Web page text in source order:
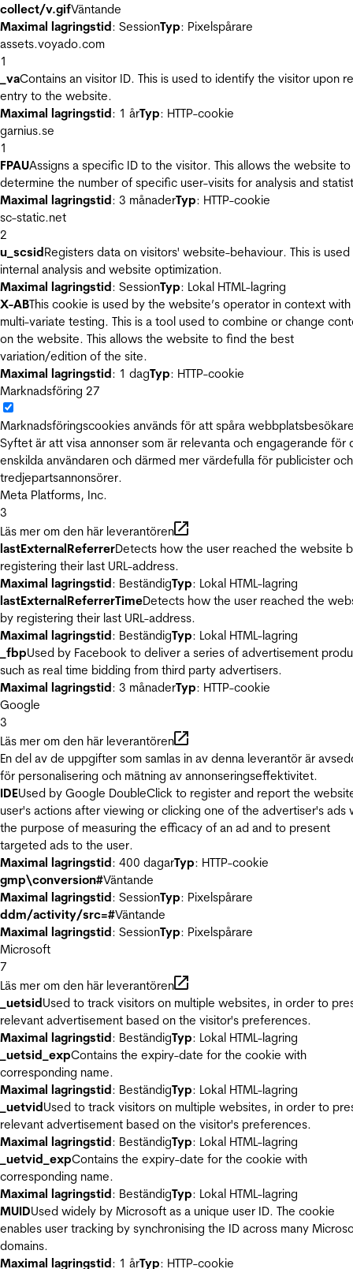
collect/v.gifVäntande
Maximal lagringstid: SessionTyp: Pixelspårare
assets.voyado.com
1
_vaContains an visitor ID. This is used to identify the visitor upon
entry to the website.
Maximal lagringstid: 1 årTyp: HTTP-cookie
garnius.se
1
FPAUAssigns a specific ID to the visitor. This allows the website to
determine the number of specific user-visits for analysis and
Maximal lagringstid: 3 månaderTyp: HTTP-cookie
sc-static.net
2
u_scsidRegisters data on visitors' website-behaviour. This is
internal analysis and website optimization.
Maximal lagringstid: SessionTyp: Lokal HTML-lagring
X-ABThis cookie is used by the website’s operator in context with
multi-variate testing. This is a tool used to combine or change
on the website. This allows the website to find the best
variation/edition of the site.
Maximal lagringstid: 1 dagTyp: HTTP-cookie
Marknadsföring 27
Marknadsföringscookies används för att spåra
Syftet är att visa annonser som är relevanta och engagerande för
enskilda användaren och därmed mer värdefulla för publicister och
tredjepartsannonsörer.
Meta Platforms, Inc.
3
Läs mer om den här leverantören
lastExternalReferrerDetects how the user reached the website
registering their last URL-address.
Maximal lagringstid: BeständigTyp: Lokal HTML-lagring
lastExternalReferrerTimeDetects how the user reached the
by registering their last URL-address.
Maximal lagringstid: BeständigTyp: Lokal HTML-lagring
_fbpUsed by Facebook to deliver a series of advertisement
such as real time bidding from third party advertisers.
Maximal lagringstid: 3 månaderTyp: HTTP-cookie
Google
3
Läs mer om den här leverantören
En del av de uppgifter som samlas in av denna leverantör är
för personalisering och mätning av annonseringseffektivitet.
IDEUsed by Google DoubleClick to register and report the
user's actions after viewing or clicking one of the advertiser's ads
the purpose of measuring the efficacy of an ad and to present
targeted ads to the user.
Maximal lagringstid: 400 dagarTyp: HTTP-cookie
gmp\conversion#Väntande
Maximal lagringstid: SessionTyp: Pixelspårare
ddm/activity/src=#Väntande
Maximal lagringstid: SessionTyp: Pixelspårare
Microsoft
7
Läs mer om den här leverantören
_uetsidUsed to track visitors on multiple websites, in order to
relevant advertisement based on the visitor's preferences.
Maximal lagringstid: BeständigTyp: Lokal HTML-lagring
_uetsid_expContains the expiry-date for the cookie with
corresponding name.
Maximal lagringstid: BeständigTyp: Lokal HTML-lagring
_uetvidUsed to track visitors on multiple websites, in order to
relevant advertisement based on the visitor's preferences.
Maximal lagringstid: BeständigTyp: Lokal HTML-lagring
_uetvid_expContains the expiry-date for the cookie with
corresponding name.
Maximal lagringstid: BeständigTyp: Lokal HTML-lagring
MUIDUsed widely by Microsoft as a unique user ID. The cookie
enables user tracking by synchronising the ID across many
domains.
Maximal lagringstid: 1 årTyp: HTTP-cookie